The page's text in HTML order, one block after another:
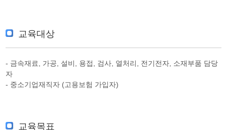
교육대상
- 금속재료, 가공, 설비, 용접, 검사, 열처리, 전기전자, 소재부품 담당
자
- 중소기업재직자 (고용보험 가입자)
교육목표